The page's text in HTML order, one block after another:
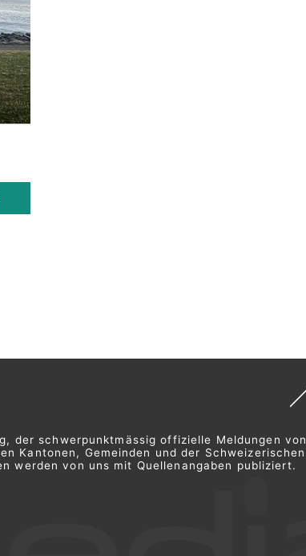
der schwerpunktmässig offizielle Meldungen von
Kantonen, Gemeinden und der Schweizerischen
werden von uns mit Quellenangaben publiziert.